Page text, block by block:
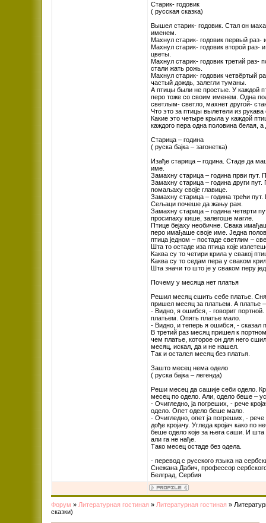
Старик- годовик
( русская сказка)
Вышел старик- годовик. Стал он
именем.
Махнул старик- годовик первый
Махнул старик- годовик второй раз-
цветы.
Махнул старик- годовик третий раз-
стали жать рожь.
Махнул старик- годовик четвёртый
частый дождь, залегли туманы.
А птицы были не простые. У каждой
перо тоже со своим именем. Одна
светлым- светло, махнет другой-
Что это за птицы вылетели из рукава
Какие это четыре крыла у каждой
каждого пера одна половина белая, а
Старица – година
( руска бајка – загонетка)
Изађе старица – година. Стаде да
име.
Замахну старица – година први пут.
Замахну старица – година други
помаљаху своје главице.
Замахну старица – година трећи
Сељаци почеше да жању раж.
Замахну старица – година четврти
просипаху кише, залегоше магле.
Птице бејаху необичне. Свака
перо имађаше своје име. Једна
птица једном – постаде светлим –
Шта то остаде иза птица које
Каква су то четири крила у свакој
Каква су то седам пера у сваком
Шта значи то што је у сваком перу
Почему у месяца нет платья
Решил месяц сшить себе платье.
пришел месяц за платьем. А платье –
- Видно, я ошибся, - говорит
платьем. Опять платье мало.
- Видно, и теперь я ошибся, - сказал
В третий раз месяц пришел к
чем платье, которое он для него
месяц, искал, да и не нашел.
Так и остался месяц без платья.
Зашто месец нема одело
( руска бајка – легенда)
Реши месец да сашије себи одело.
месец по одело. Али, одело беше –
- Очигледно, ја погреших, - рече
одело. Опет одело беше мало.
- Очигледно, опет ја погреших, -
дође кројачу. Угледа кројач како
беше одело које за њега саши. И
али га не нађе.
Тако месец остаде без одела.
- перевод с русского языка на
Снежана Дабич, профессор
Белград, Сербия
Форум » Литературная гостиная » Литературная гостиная »
сказки)